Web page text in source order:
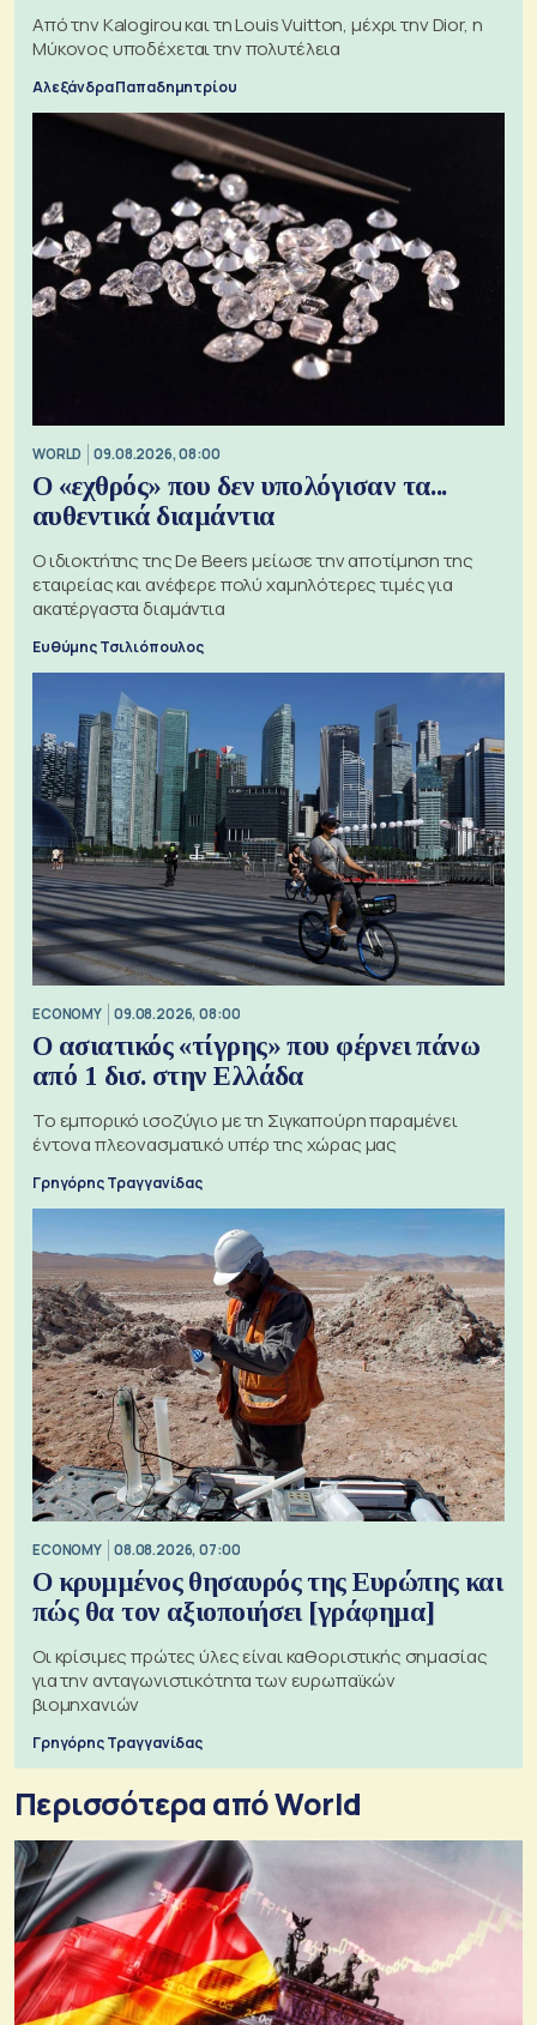
Από την Kalogirou και τη Louis Vuitton, μέχρι την Dior, η
Μύκονος υποδέχεται την πολυτέλεια
Αλεξάνδρα Παπαδημητρίου
WORLD 09.08.2026, 08:00
Ο «εχθρός» που δεν υπολόγισαν τα...
αυθεντικά διαμάντια
Ο ιδιοκτήτης της De Beers μείωσε την αποτίμηση της
εταιρείας και ανέφερε πολύ χαμηλότερες τιμές για
ακατέργαστα διαμάντια
Ευθύμης Τσιλιόπουλος
ECONOMY 09.08.2026, 08:00
Ο ασιατικός «τίγρης» που φέρνει πάνω
από 1 δισ. στην Ελλάδα
Το εμπορικό ισοζύγιο με τη Σιγκαπούρη παραμένει
έντονα πλεονασματικό υπέρ της χώρας μας
Γρηγόρης Τραγγανίδας
ECONOMY 08.08.2026, 07:00
Ο κρυμμένος θησαυρός της Ευρώπης και
πώς θα τον αξιοποιήσει [γράφημα]
Οι κρίσιμες πρώτες ύλες είναι καθοριστικής σημασίας
για την ανταγωνιστικότητα των ευρωπαϊκών
βιομηχανιών
Γρηγόρης Τραγγανίδας
Περισσότερα από World